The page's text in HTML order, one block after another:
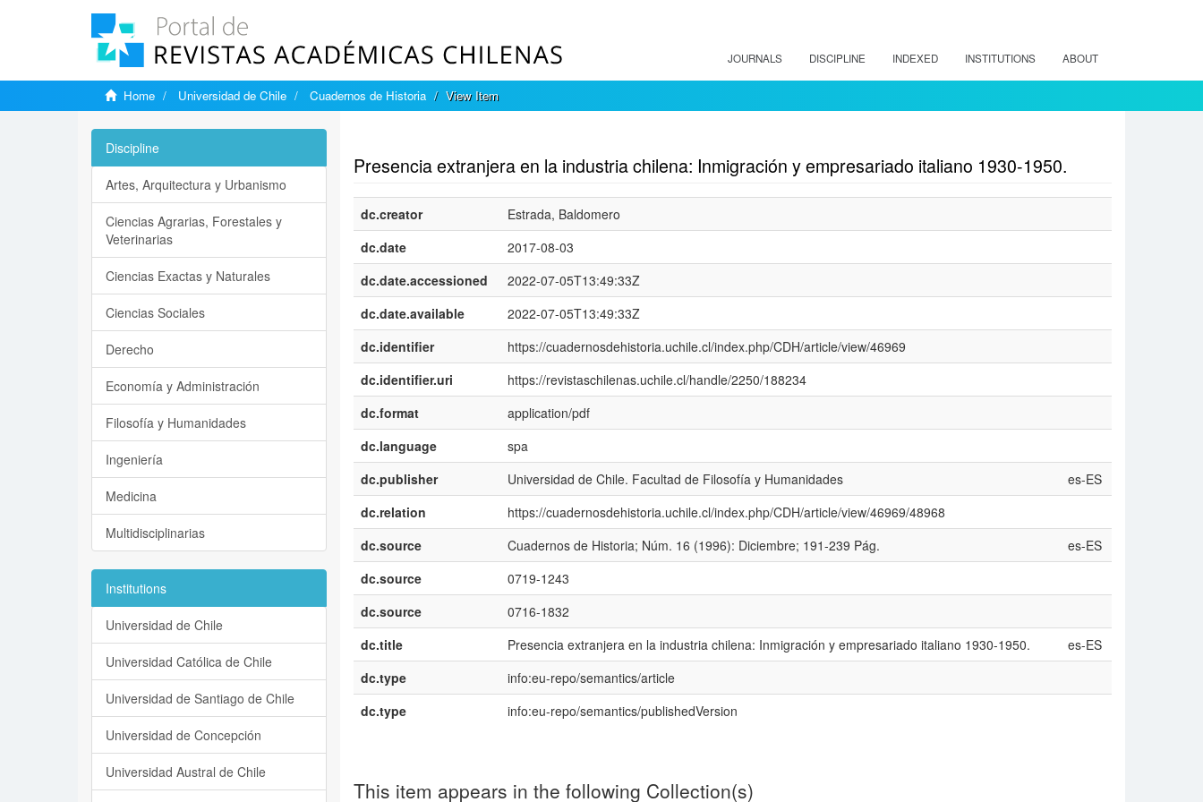
JOURNALS DISCIPLINE INDEXED INSTITUTIONS ABOUT
Home Universidad de Chile Cuadernos de Historia View Item
Presencia extranjera en la industria chilena: Inmigración y empresariado italiano 1930-1950.
dc.creator
Estrada, Baldomero
dc.date
2017-08-03
dc.date.accessioned
2022-07-05T13:49:33Z
dc.date.available
2022-07-05T13:49:33Z
dc.identifier
https://cuadernosdehistoria.uchile.cl/index.php/CDH/article/view/46969
dc.identifier.uri
https://revistaschilenas.uchile.cl/handle/2250/188234
dc.format
application/pdf
dc.language
spa
dc.publisher
Universidad de Chile. Facultad de Filosofía y Humanidades
es-ES
dc.relation
https://cuadernosdehistoria.uchile.cl/index.php/CDH/article/view/46969/48968
dc.source
Cuadernos de Historia; Núm. 16 (1996): Diciembre; 191-239 Pág.
es-ES
dc.source
0719-1243
dc.source
0716-1832
dc.title
Presencia extranjera en la industria chilena: Inmigración y empresariado italiano 1930-1950.
es-ES
dc.type
info:eu-repo/semantics/article
dc.type
info:eu-repo/semantics/publishedVersion
This item appears in the following Collection(s)
Discipline
Artes, Arquitectura y Urbanismo
Ciencias Agrarias, Forestales y
Veterinarias
Ciencias Exactas y Naturales
Ciencias Sociales
Derecho
Economía y Administración
Filosofía y Humanidades
Ingeniería
Medicina
Multidisciplinarias
Institutions
Universidad de Chile
Universidad Católica de Chile
Universidad de Santiago de Chile
Universidad de Concepción
Universidad Austral de Chile